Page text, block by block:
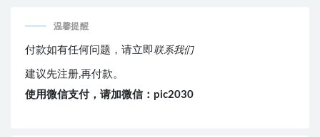
温馨提醒
付款如有任何问题，请立即联系我们
建议先注册,再付款。
使用微信支付，请加微信：pic2030